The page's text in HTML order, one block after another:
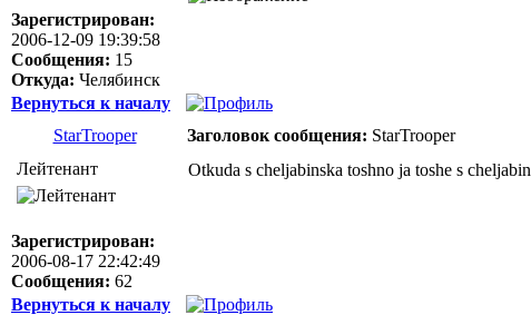
Зарегистрирован:
2006-12-09 19:39:58
Сообщения: 15
Откуда: Челябинск
Вернуться к началу
StarTrooper
Заголовок сообщения: StarTrooper
Лейтенант
Зарегистрирован:
2006-08-17 22:42:49
Сообщения: 62
Otkuda s cheljabinska toshno ja toshe s
Вернуться к началу